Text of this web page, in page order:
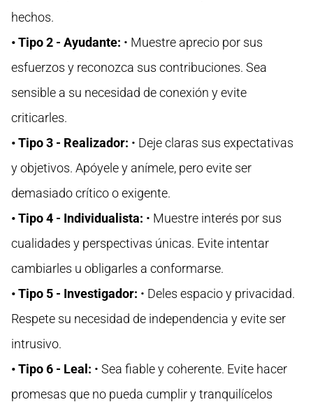
hechos.
• Tipo 2 - Ayudante: • Muestre aprecio por sus
esfuerzos y reconozca sus contribuciones. Sea
sensible a su necesidad de conexión y evite
criticarles.
• Tipo 3 - Realizador: • Deje claras sus expectativas
y objetivos. Apóyele y anímele, pero evite ser
demasiado crítico o exigente.
• Tipo 4 - Individualista: • Muestre interés por sus
cualidades y perspectivas únicas. Evite intentar
cambiarles u obligarles a conformarse.
• Tipo 5 - Investigador: • Deles espacio y privacidad.
Respete su necesidad de independencia y evite ser
intrusivo.
• Tipo 6 - Leal: • Sea fiable y coherente. Evite hacer
promesas que no pueda cumplir y tranquilícelos